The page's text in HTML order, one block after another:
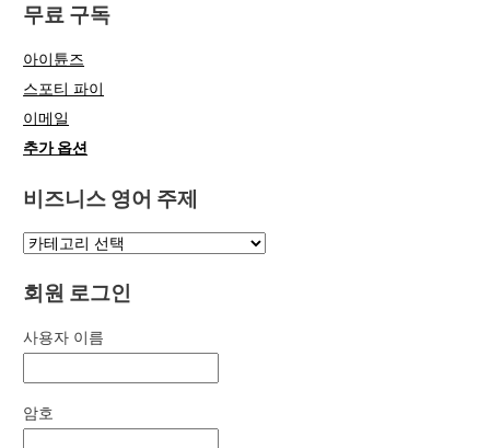
무료 구독
아이튠즈
스포티 파이
이메일
추가 옵션
비즈니스 영어 주제
회원 로그인
사용자 이름
암호